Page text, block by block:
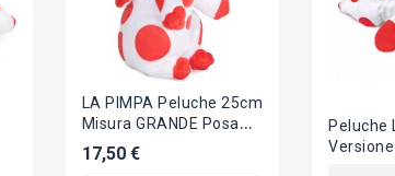
LA PIMPA Peluche 25cm
Misura GRANDE Posa
SEDUTA Originale
Ufficiale ALTAN Cane
17,50 €
Peluche